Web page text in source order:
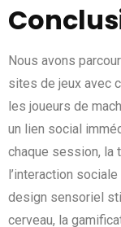
Nous avons
sites de jeux avec
les joueurs de
un lien social
chaque session, la
l’interaction
design sensoriel
cerveau, la